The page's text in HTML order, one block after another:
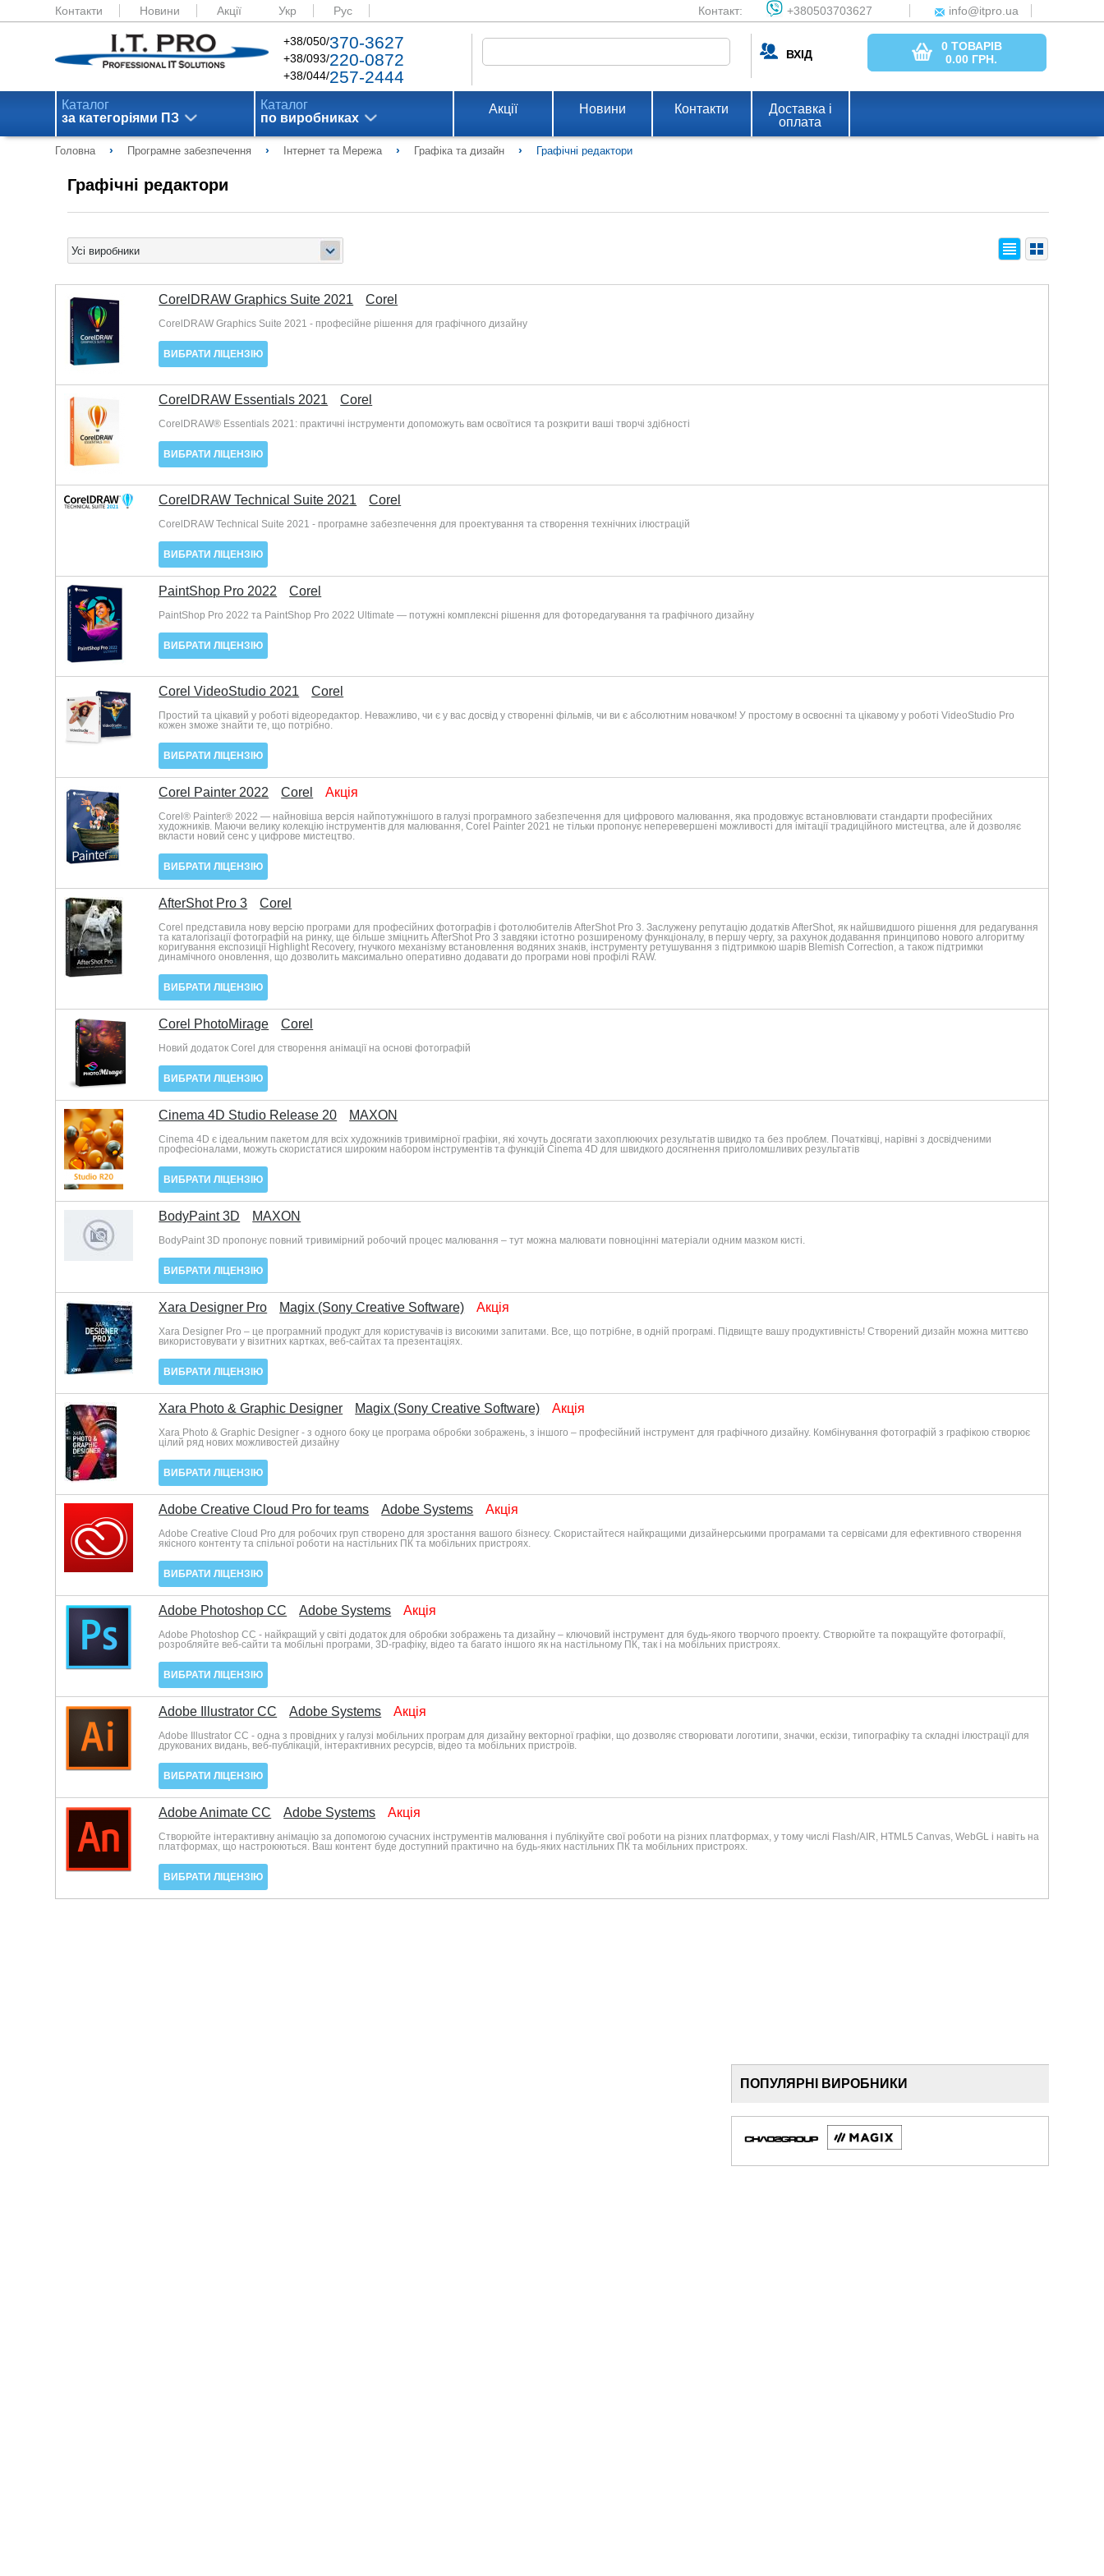
Контакти Новини Акції Укр Рус Контакт: +380503703627 info@itpro.ua
+38/050/370-3627
+38/093/220-0872
+38/044/257-2444
ВХІД
0 ТОВАРІВ
0.00 ГРН.
Каталог
за категоріями ПЗ
Каталог
по виробниках
Акції Новини Контакти
Доставка і
оплата
Головна › Програмне забезпечення › Інтернет та Мережа › Графіка та дизайн › Графічні редактори
Графічні редактори
CorelDRAW Graphics Suite 2021 Corel
CorelDRAW Graphics Suite 2021 - професійне рішення для графічного дизайну
ВИБРАТИ ЛІЦЕНЗІЮ
CorelDRAW Essentials 2021 Corel
CorelDRAW® Essentials 2021: практичні інструменти допоможуть вам освоїтися та розкрити ваші творчі здібності
ВИБРАТИ ЛІЦЕНЗІЮ
CorelDRAW Technical Suite 2021 Corel
CorelDRAW Technical Suite 2021 - програмне забезпечення для проектування та створення технічних ілюстрацій
ВИБРАТИ ЛІЦЕНЗІЮ
PaintShop Pro 2022 Corel
PaintShop Pro 2022 та PaintShop Pro 2022 Ultimate — потужні комплексні рішення для фоторедагування та графічного дизайну
ВИБРАТИ ЛІЦЕНЗІЮ
Corel VideoStudio 2021 Corel
Простий та цікавий у роботі відеоредактор. Неважливо, чи є у вас досвід у створенні фільмів, чи ви є абсолютним новачком! У простому в освоєнні та цікавому у роботі VideoStudio Pro
кожен зможе знайти те, що потрібно.
ВИБРАТИ ЛІЦЕНЗІЮ
Corel Painter 2022 Corel Акція
Corel® Painter® 2022 — найновіша версія найпотужнішого в галузі програмного забезпечення для цифрового малювання, яка продовжує встановлювати стандарти професійних
художників. Маючи велику колекцію інструментів для малювання, Corel Painter 2021 не тільки пропонує неперевершені можливості для імітації традиційного мистецтва, але й дозволяє
вкласти новий сенс у цифрове мистецтво.
ВИБРАТИ ЛІЦЕНЗІЮ
AfterShot Pro 3 Corel
Corel представила нову версію програми для професійних фотографів і фотолюбителів AfterShot Pro 3. Заслужену репутацію додатків AfterShot, як найшвидшого рішення для редагування
та каталогізації фотографій на ринку, ще більше зміцнить AfterShot Pro 3 завдяки істотно розширеному функціоналу, в першу чергу, за рахунок додавання принципово нового алгоритму
коригування експозиції Highlight Recovery, гнучкого механізму встановлення водяних знаків, інструменту ретушування з підтримкою шарів Blemish Correction, а також підтримки
динамічного оновлення, що дозволить максимально оперативно додавати до програми нові профілі RAW.
ВИБРАТИ ЛІЦЕНЗІЮ
Corel PhotoMirage Corel
Новий додаток Corel для створення анімації на основі фотографій
ВИБРАТИ ЛІЦЕНЗІЮ
Cinema 4D Studio Release 20 MAXON
Cinema 4D є ідеальним пакетом для всіх художників тривимірної графіки, які хочуть досягати захоплюючих результатів швидко та без проблем. Початківці, нарівні з досвідченими
професіоналами, можуть скористатися широким набором інструментів та функцій Cinema 4D для швидкого досягнення приголомшливих результатів
ВИБРАТИ ЛІЦЕНЗІЮ
BodyPaint 3D MAXON
BodyPaint 3D пропонує повний тривимірний робочий процес малювання – тут можна малювати повноцінні матеріали одним мазком кисті.
ВИБРАТИ ЛІЦЕНЗІЮ
Xara Designer Pro Magix (Sony Creative Software) Акція
Xara Designer Pro – це програмний продукт для користувачів із високими запитами. Все, що потрібне, в одній програмі. Підвищте вашу продуктивність! Створений дизайн можна миттєво
використовувати у візитних картках, веб-сайтах та презентаціях.
ВИБРАТИ ЛІЦЕНЗІЮ
Xara Photo & Graphic Designer Magix (Sony Creative Software) Акція
Xara Photo & Graphic Designer - з одного боку це програма обробки зображень, з іншого – професійний інструмент для графічного дизайну. Комбінування фотографій з графікою створює
цілий ряд нових можливостей дизайну
ВИБРАТИ ЛІЦЕНЗІЮ
Adobe Creative Cloud Pro for teams Adobe Systems Акція
Adobe Creative Cloud Pro для робочих груп створено для зростання вашого бізнесу. Скористайтеся найкращими дизайнерськими програмами та сервісами для ефективного створення
якісного контенту та спільної роботи на настільних ПК та мобільних пристроях.
ВИБРАТИ ЛІЦЕНЗІЮ
Adobe Photoshop CC Adobe Systems Акція
Adobe Photoshop CC - найкращий у світі додаток для обробки зображень та дизайну – ключовий інструмент для будь-якого творчого проекту. Створюйте та покращуйте фотографії,
розробляйте веб-сайти та мобільні програми, 3D-графіку, відео та багато іншого як на настільному ПК, так і на мобільних пристроях.
ВИБРАТИ ЛІЦЕНЗІЮ
Adobe Illustrator CC Adobe Systems Акція
Adobe Illustrator CC - одна з провідних у галузі мобільних програм для дизайну векторної графіки, що дозволяє створювати логотипи, значки, ескізи, типографіку та складні ілюстрації для
друкованих видань, веб-публікацій, інтерактивних ресурсів, відео та мобільних пристроїв.
ВИБРАТИ ЛІЦЕНЗІЮ
Adobe Animate CC Adobe Systems Акція
Створюйте інтерактивну анімацію за допомогою сучасних інструментів малювання і публікуйте свої роботи на різних платформах, у тому числі Flash/AIR, HTML5 Canvas, WebGL і навіть на
платформах, що настроюються. Ваш контент буде доступний практично на будь-яких настільних ПК та мобільних пристроях.
ВИБРАТИ ЛІЦЕНЗІЮ
ПОПУЛЯРНІ ВИРОБНИКИ